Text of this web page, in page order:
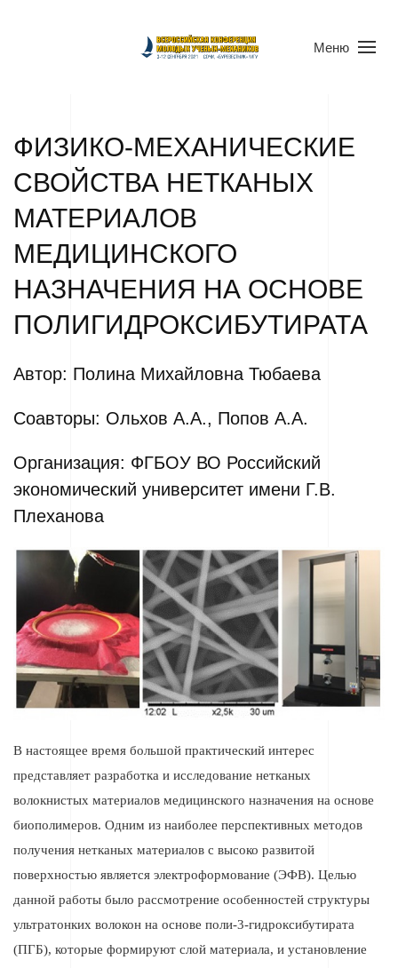
Меню
ФИЗИКО-МЕХАНИЧЕСКИЕ
СВОЙСТВА НЕТКАНЫХ
МАТЕРИАЛОВ
МЕДИЦИНСКОГО
НАЗНАЧЕНИЯ НА ОСНОВЕ
ПОЛИГИДРОКСИБУТИРАТА
Автор: Полина Михайловна Тюбаева
Соавторы: Ольхов А.А., Попов А.А.
Организация: ФГБОУ ВО Российский
экономический университет имени Г.В.
Плеханова
В настоящее время большой практический интерес
представляет разработка и исследование нетканых
волокнистых материалов медицинского назначения на основе
биополимеров. Одним из наиболее перспективных методов
получения нетканых материалов с высоко развитой
поверхностью является электроформование (ЭФВ). Целью
данной работы было рассмотрение особенностей структуры
ультратонких волокон на основе поли-3-гидроксибутирата
(ПГБ), которые формируют слой материала, и установление